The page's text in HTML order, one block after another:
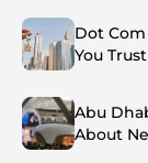
Dot
You
Abu
About